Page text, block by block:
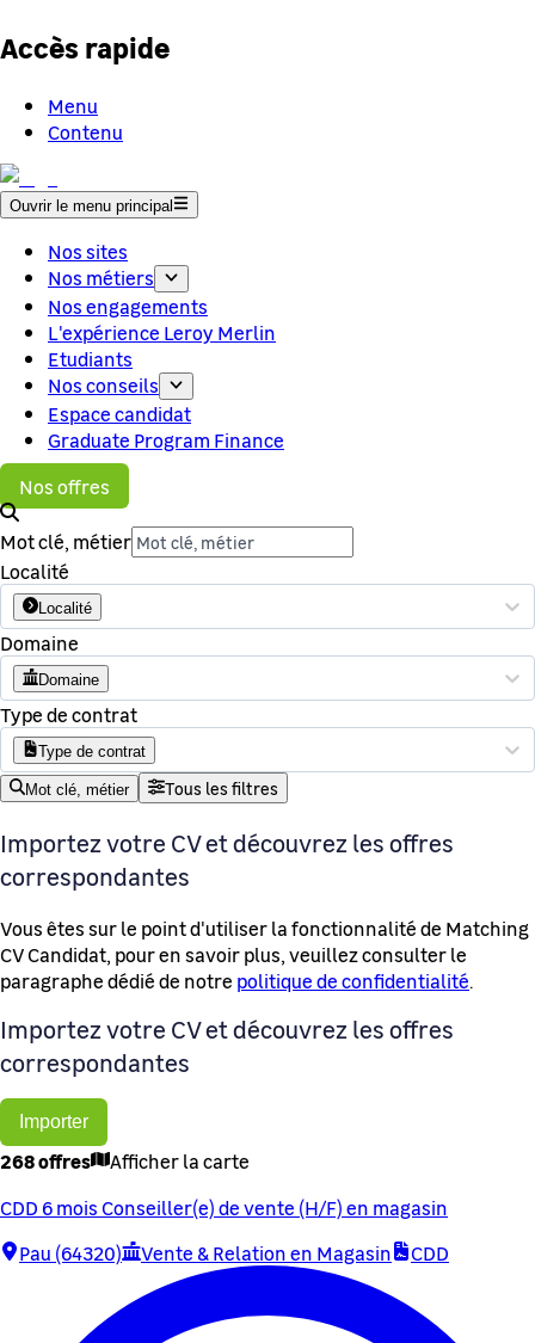
Accès rapide
Menu
Contenu
Ouvrir le menu principal
Nos sites
Nos métiers
Nos engagements
L'expérience Leroy Merlin
Etudiants
Nos conseils
Espace candidat
Graduate Program Finance
Nos offres
Mot clé, métier
Localité
Localité
Domaine
Domaine
Type de contrat
Type de contrat
Mot clé, métier Tous les filtres
Importez votre CV et découvrez les offres
correspondantes
Vous êtes sur le point d'utiliser la fonctionnalité de Matching
CV Candidat, pour en savoir plus, veuillez consulter le
paragraphe dédié de notre politique de confidentialité.
Importez votre CV et découvrez les offres
correspondantes
Importer
268 offres
Afficher la carte
CDD 6 mois Conseiller(e) de vente (H/F) en magasin
Pau (64320)
Vente & Relation en Magasin CDD